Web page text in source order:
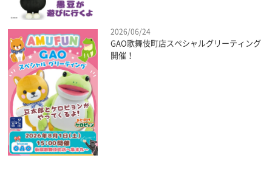
2026/06/24
GAO歌舞伎町店スペシャルグリーティング
開催！